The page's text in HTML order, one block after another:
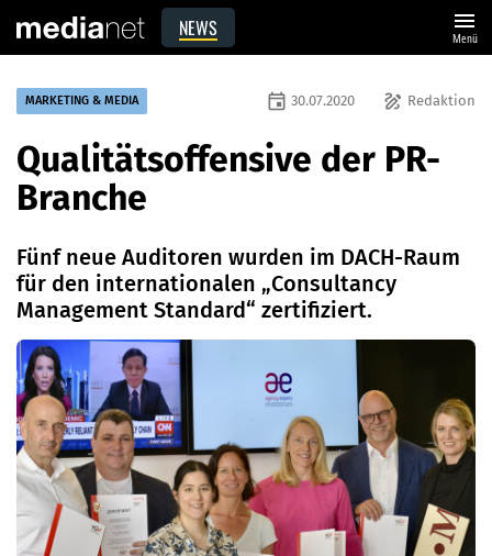
NEWS menu
Menü
MARKETING & MEDIA draw Redaktion
event 30.07.2020
Qualitätsoffensive der PR-
Branche
Fünf neue Auditoren wurden im DACH-Raum
für den internationalen „Consultancy
Management Standard“ zertifiziert.